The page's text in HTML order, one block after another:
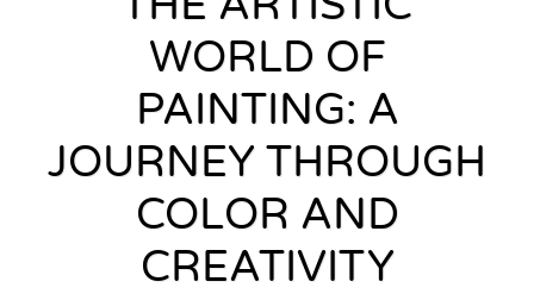
WORLD OF
PAINTING: A
JOURNEY THROUGH
COLOR AND
CREATIVITY